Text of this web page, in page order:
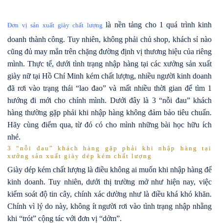
Đơn vị sản xuất giày chất lượng là nền tảng cho 1 quá trình kinh
doanh thành công. Tuy nhiên, không phải chủ shop, khách sỉ nào
cũng đủ may mắn trên chặng đường định vị thương hiệu của riêng
mình. Thực tế, dưới tình trạng nhập hàng tại các xưởng sản xuất
giày nữ tại Hồ Chí Minh kém chất lượng, nhiều người kinh doanh
đã rơi vào trạng thái “lao đao” và mất nhiều thời gian để tìm 1
hướng đi mới cho chính mình. Dưới đây là 3 “nỗi đau” khách
hàng thường gặp phải khi nhập hàng không đảm bảo tiêu chuẩn.
Hãy cùng điểm qua, từ đó có cho mình những bài học hữu ích
nhé.
3 “nỗi đau” khách hàng gặp phải khi nhập hàng tại
xưởng sản xuất giày dép kém chất lượng
Giày dép kém chất lượng là điều không ai muốn khi nhập hàng để
kinh doanh. Tuy nhiên, dưới thị trường mở như hiện nay, việc
kiểm soát độ tin cây, chính xác dường như là điều khá khó khăn.
Chính vì lý do này, không ít người rơi vào tình trạng nhập nhằng
khi “trót” cộng tác với đơn vị “dởm”.